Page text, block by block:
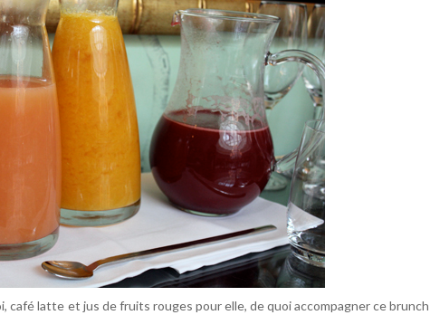
café latte et jus de fruits rouges pour elle, de quoi accompagner ce brunch